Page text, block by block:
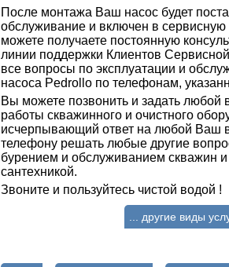
После монтажа Ваш насос будет
обслуживание и включен в
можете получаете постоянную
линии поддержки Клиентов
все вопросы по эксплуатации и
насоса Pedrollo по телефонам,
Вы можете позвонить и задать
работы скважинного и очистного
исчерпывающий ответ на любой Ваш
телефону решать любые другие
бурением и обслуживанием скважин
сантехникой.
Звоните и пользуйтесь чистой водой !
... другие виды